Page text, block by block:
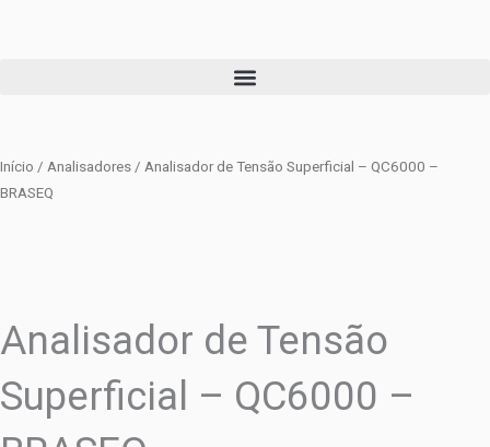
Início / Analisadores / Analisador de Tensão Superficial – QC6000 –
BRASEQ
Analisador de Tensão
Superficial – QC6000 –